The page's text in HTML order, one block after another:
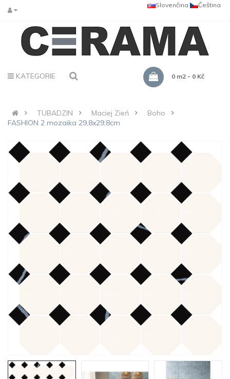
Čeština
Slovenčina
KATEGORIE 0 m2 - 0 Kč
TUBADZIN Maciej Zień
Boho
FASHION 2 mozaika 29,8x29,8cm